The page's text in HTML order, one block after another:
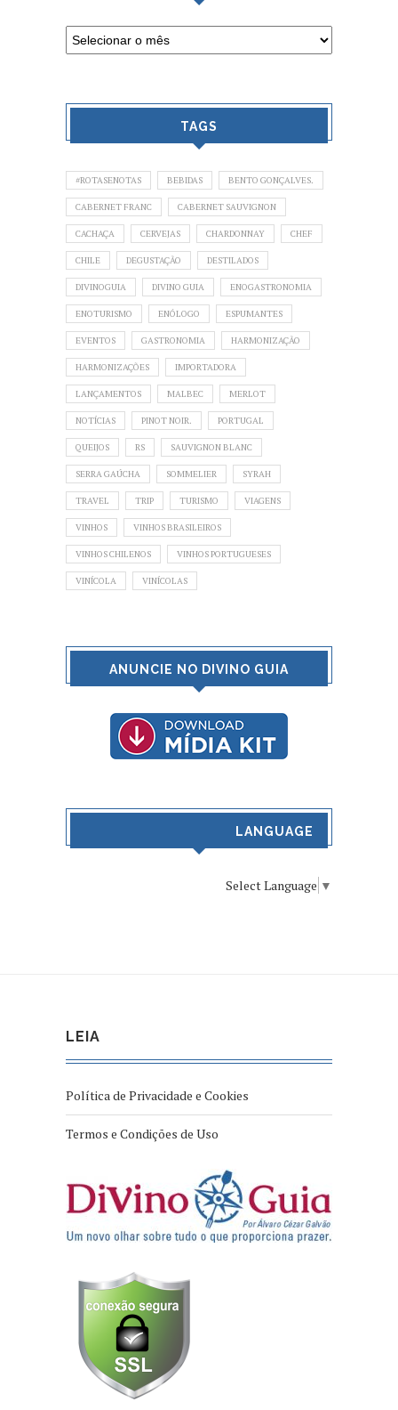
TAGS
#ROTASENOTAS BEBIDAS BENTO GONÇALVES.
CABERNET FRANC CABERNET SAUVIGNON
CACHAÇA CERVEJAS CHARDONNAY CHEF
CHILE DEGUSTAÇÃO DESTILADOS
DIVINOGUIA DIVINO GUIA ENOGASTRONOMIA
ENOTURISMO ENÓLOGO ESPUMANTES
EVENTOS GASTRONOMIA HARMONIZAÇÃO
HARMONIZAÇÕES IMPORTADORA
LANÇAMENTOS MALBEC MERLOT
NOTÍCIAS PINOT NOIR. PORTUGAL
QUEIJOS RS SAUVIGNON BLANC
SERRA GAÚCHA SOMMELIER SYRAH
TRAVEL TRIP TURISMO VIAGENS
VINHOS VINHOS BRASILEIROS
VINHOS CHILENOS VINHOS PORTUGUESES
VINÍCOLA VINÍCOLAS
ANUNCIE NO DIVINO GUIA
LANGUAGE
Select Language ▼
LEIA
Política de Privacidade e Cookies
Termos e Condições de Uso